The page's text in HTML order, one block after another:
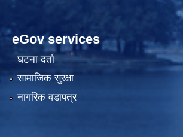
eGov services
घटना दर्ता
सामाजिक सुरक्षा
नागरिक वडापत्र